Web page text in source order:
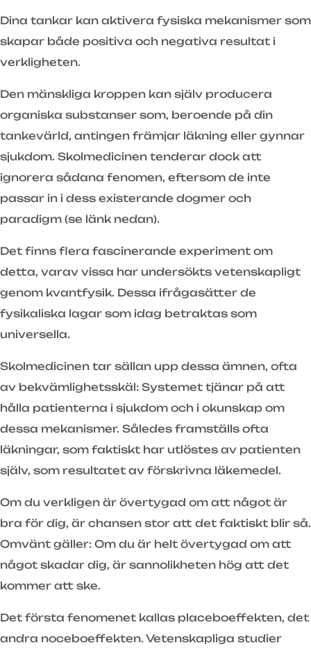
Dina tankar kan aktivera fysiska mekanismer som
skapar både positiva och negativa resultat i
verkligheten.
Den mänskliga kroppen kan själv producera
organiska substanser som, beroende på din
tankevärld, antingen främjar läkning eller gynnar
sjukdom. Skolmedicinen tenderar dock att
ignorera sådana fenomen, eftersom de inte
passar in i dess existerande dogmer och
paradigm (se länk nedan).
Det finns flera fascinerande experiment om
detta, varav vissa har undersökts vetenskapligt
genom kvantfysik. Dessa ifrågasätter de
fysikaliska lagar som idag betraktas som
universella.
Skolmedicinen tar sällan upp dessa ämnen, ofta
av bekvämlighetsskäl: Systemet tjänar på att
hålla patienterna i sjukdom och i okunskap om
dessa mekanismer. Således framställs ofta
läkningar, som faktiskt har utlöstes av patienten
själv, som resultatet av förskrivna läkemedel.
Om du verkligen är övertygad om att något är
bra för dig, är chansen stor att det faktiskt blir så.
Omvänt gäller: Om du är helt övertygad om att
något skadar dig, är sannolikheten hög att det
kommer att ske.
Det första fenomenet kallas placeboeffekten, det
andra noceboeffekten. Vetenskapliga studier